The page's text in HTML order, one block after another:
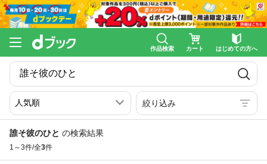
作品検索 カート はじめての方へ
絞り込み
誰そ彼のひと の検索結果
1～3件/全3件